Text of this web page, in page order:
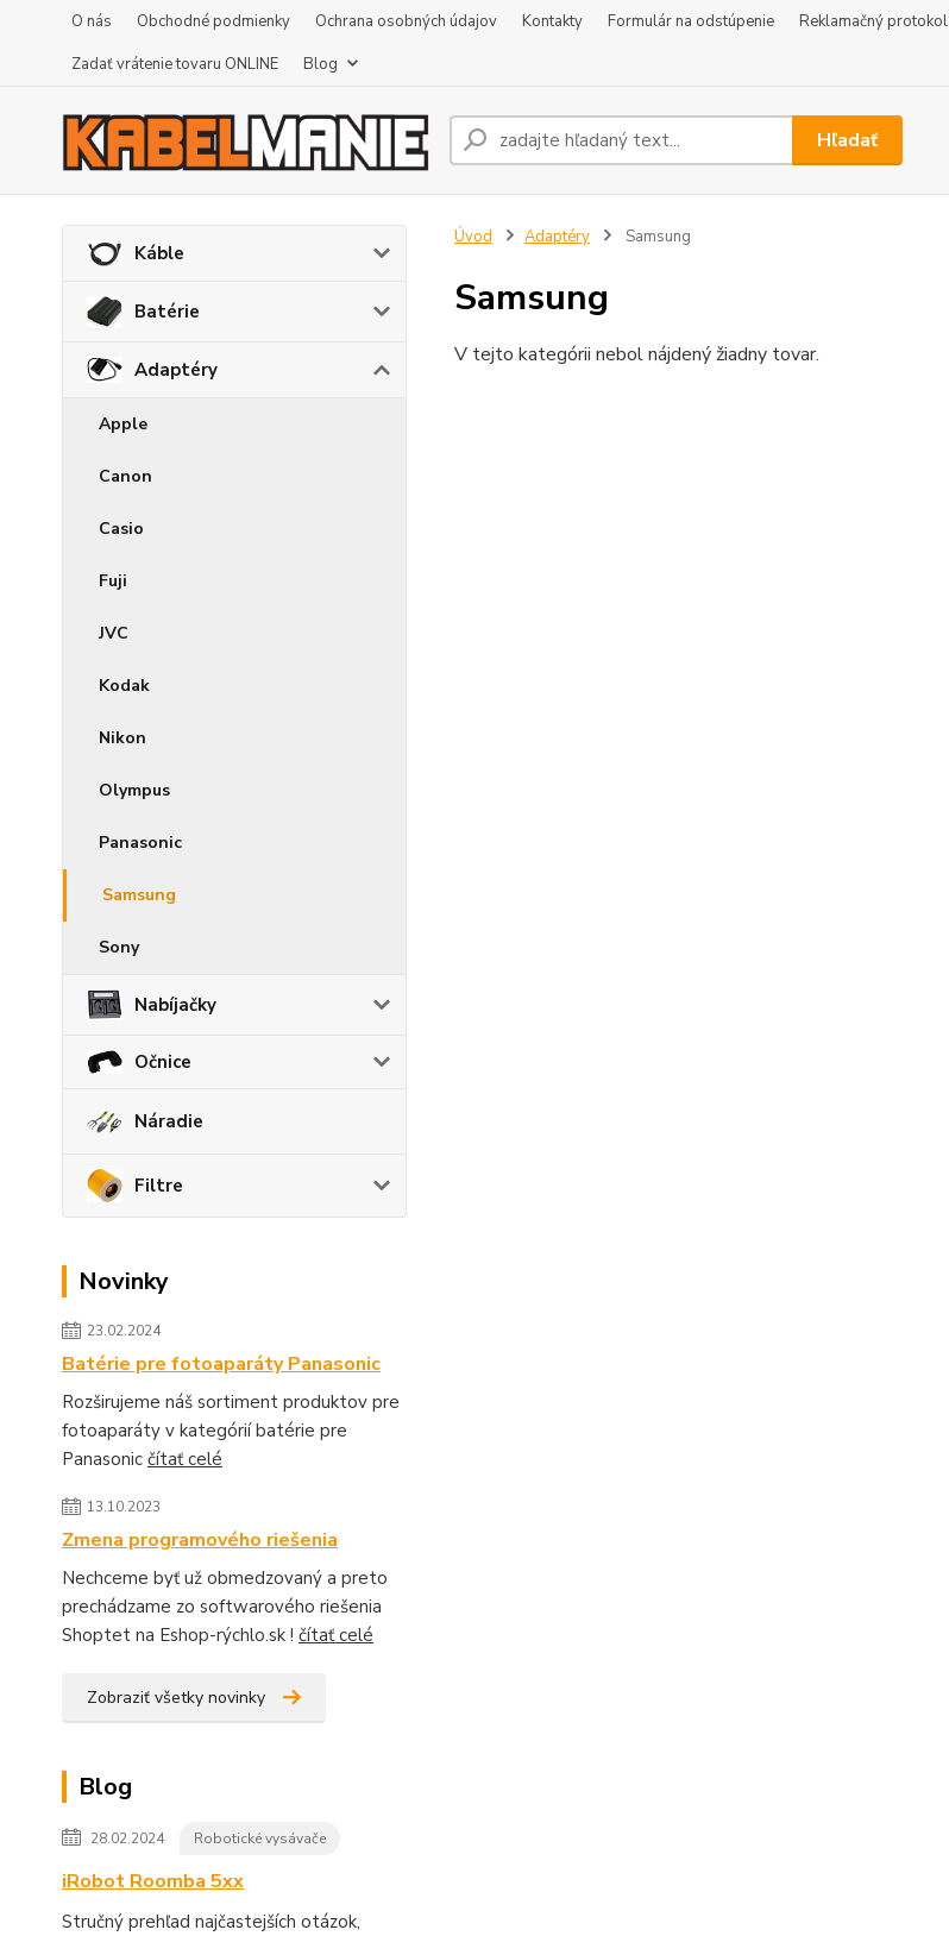
O nás Obchodné podmienky Ochrana osobných údajov Kontakty Formulár na odstúpenie
Reklamačný protokol
Zadať vrátenie tovaru ONLINE
Blog
Hľadať
Káble
Batérie
Adaptéry
Apple
Canon
Casio
Fuji
JVC
Kodak
Nikon
Olympus
Panasonic
Samsung
Sony
Nabíjačky
Očnice
Náradie
Filtre
Novinky
23.02.2024
Batérie pre fotoaparáty Panasonic
Rozširujeme náš sortiment produktov pre
fotoaparáty v kategórií batérie pre
Panasonic čítať celé
13.10.2023
Zmena programového riešenia
Nechceme byť už obmedzovaný a preto
prechádzame zo softwarového riešenia
Shoptet na Eshop-rýchlo.sk ! čítať celé
Zobraziť všetky novinky
Blog
28.02.2024 Robotické vysávače
iRobot Roomba 5xx
Stručný prehľad najčastejších otázok,
Úvod Adaptéry Samsung
Samsung
V tejto kategórii nebol nájdený žiadny tovar.